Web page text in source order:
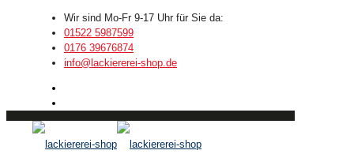
Wir sind Mo-Fr 9-17 Uhr für Sie da:
01522 5987599
0176 39676874
info@lackiererei-shop.de